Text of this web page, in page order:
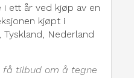
i ett år ved kjøp av en
kjøpt i
Tyskland, Nederland
få tilbud om å tegne